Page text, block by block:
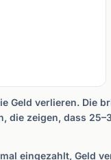
Geld verlieren. Die
zeigen, dass
eingezahlt, Geld